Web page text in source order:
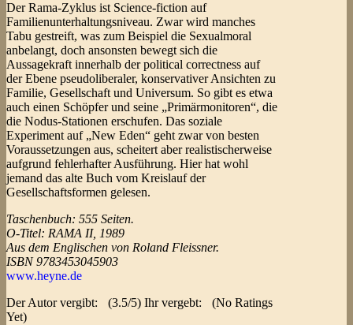
Der Rama-Zyklus ist Science-fiction auf
Familienunterhaltungsniveau. Zwar wird manches
Tabu gestreift, was zum Beispiel die Sexualmoral
anbelangt, doch ansonsten bewegt sich die
Aussagekraft innerhalb der political correctness auf
der Ebene pseudoliberaler, konservativer Ansichten zu
Familie, Gesellschaft und Universum. So gibt es etwa
auch einen Schöpfer und seine „Primärmonitoren“, die
die Nodus-Stationen erschufen. Das soziale
Experiment auf „New Eden“ geht zwar von besten
Voraussetzungen aus, scheitert aber realistischerweise
aufgrund fehlerhafter Ausführung. Hier hat wohl
jemand das alte Buch vom Kreislauf der
Gesellschaftsformen gelesen.
Taschenbuch: 555 Seiten.
O-Titel: RAMA II, 1989
Aus dem Englischen von Roland Fleissner.
ISBN 9783453045903
www.heyne.de
Der Autor vergibt:
(3.5/5) Ihr vergebt:
(No Ratings
Yet)